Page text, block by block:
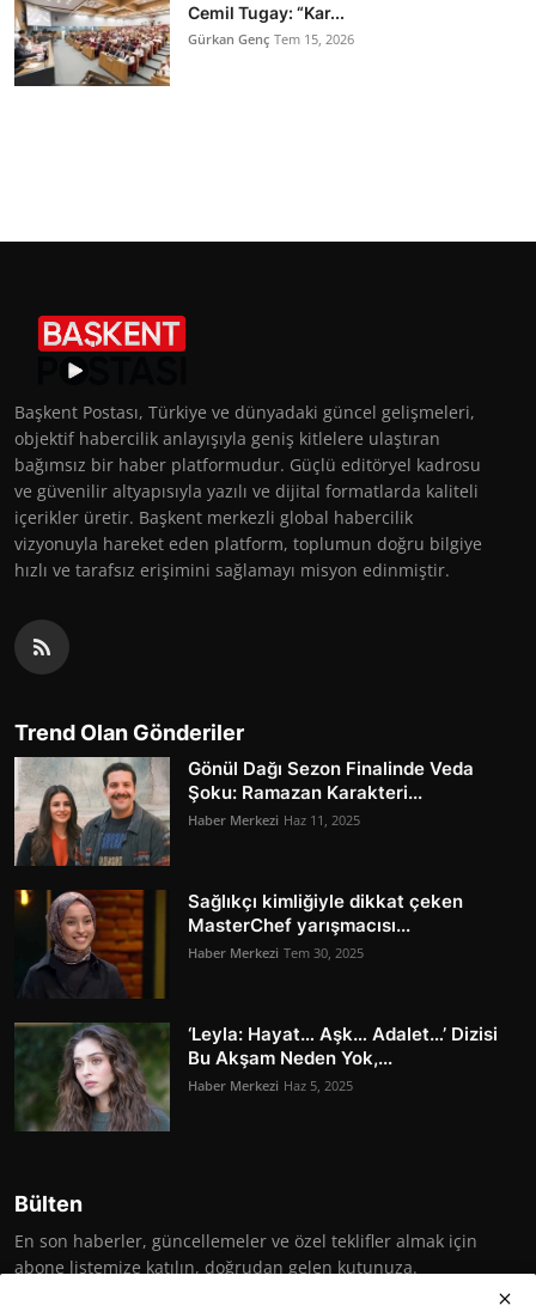
Cemil Tugay: “Kar...
Gürkan Genç Tem 15, 2026
Başkent Postası, Türkiye ve dünyadaki güncel gelişmeleri,
objektif habercilik anlayışıyla geniş kitlelere ulaştıran
bağımsız bir haber platformudur. Güçlü editöryel kadrosu
ve güvenilir altyapısıyla yazılı ve dijital formatlarda kaliteli
içerikler üretir. Başkent merkezli global habercilik
vizyonuyla hareket eden platform, toplumun doğru bilgiye
hızlı ve tarafsız erişimini sağlamayı misyon edinmiştir.
Trend Olan Gönderiler
Gönül Dağı Sezon Finalinde Veda
Şoku: Ramazan Karakteri...
Haber Merkezi Haz 11, 2025
Sağlıkçı kimliğiyle dikkat çeken
MasterChef yarışmacısı...
Haber Merkezi Tem 30, 2025
‘Leyla: Hayat… Aşk… Adalet…’ Dizisi
Bu Akşam Neden Yok,...
Haber Merkezi Haz 5, 2025
Bülten
En son haberler, güncellemeler ve özel teklifler almak için
abone listemize katılın, doğrudan gelen kutunuza.